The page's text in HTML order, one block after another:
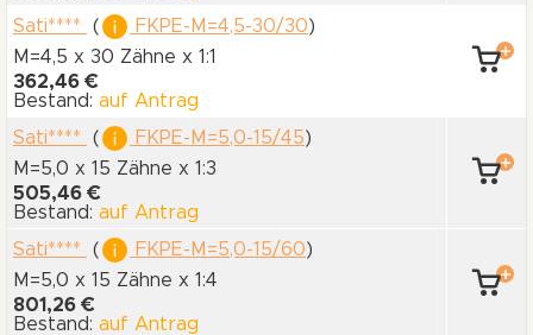
Sati****
( FKPE-M=4,5-30/30)
M=4,5 x 30 Zähne x 1:1
362,46 €
Bestand: auf Antrag
Sati****
( FKPE-M=5,0-15/45)
M=5,0 x 15 Zähne x 1:3
505,46 €
Bestand: auf Antrag
Sati****
( FKPE-M=5,0-15/60)
M=5,0 x 15 Zähne x 1:4
801,26 €
Bestand: auf Antrag